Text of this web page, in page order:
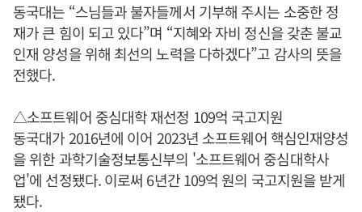
동국대는 “스님들과 불자들께서 기부해 주시는 소중한 정
재가 큰 힘이 되고 있다”며 “지혜와 자비 정신을 갖춘 불교
인재 양성을 위해 최선의 노력을 다하겠다”고 감사의 뜻을
전했다.
△소프트웨어 중심대학 재선정 109억 국고지원
동국대가 2016년에 이어 2023년 소프트웨어 핵심인재양성
을 위한 과학기술정보통신부의 '소프트웨어 중심대학사
업'에 선정됐다. 이로써 6년간 109억 원의 국고지원을 받게
됐다.